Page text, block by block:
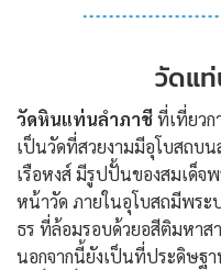
วัดแ
วัดหินแท่นลำภาชีที่เที่ยว
เป็นวัดที่สวยงามมีอุโบสถบ
เรือหงส์ มีรูปปั้นของสมเด็จ
หน้าวัด ภายในอุโบสถมีพร
ธร ที่ล้อมรอบด้วยอสีติมหาส
นอกจากนี้ยังเป็นที่ประดิษฐ